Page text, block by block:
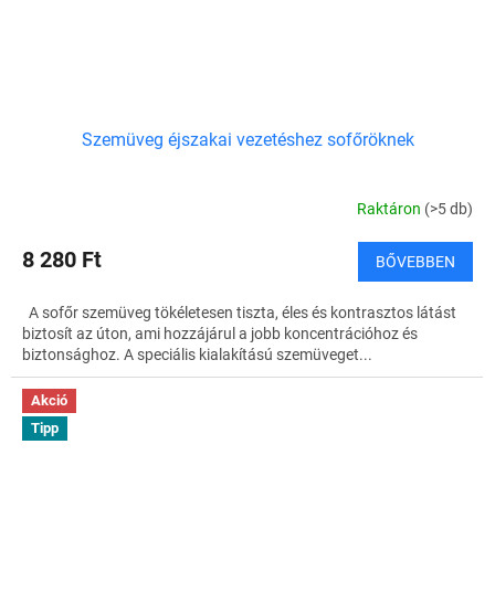
Szemüveg éjszakai vezetéshez sofőröknek
Raktáron (>5 db)
8 280 Ft BŐVEBBEN
A sofőr szemüveg tökéletesen tiszta, éles és kontrasztos látást
biztosít az úton, ami hozzájárul a jobb koncentrációhoz és
biztonsághoz. A speciális kialakítású szemüveget...
Akció
Tipp